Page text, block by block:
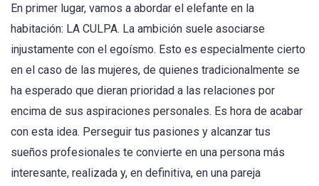
En primer lugar, vamos a abordar el elefante en la
habitación: LA CULPA. La ambición suele asociarse
injustamente con el egoísmo. Esto es especialmente cierto
en el caso de las mujeres, de quienes tradicionalmente se
ha esperado que dieran prioridad a las relaciones por
encima de sus aspiraciones personales. Es hora de acabar
con esta idea. Perseguir tus pasiones y alcanzar tus
sueños profesionales te convierte en una persona más
interesante, realizada y, en definitiva, en una pareja